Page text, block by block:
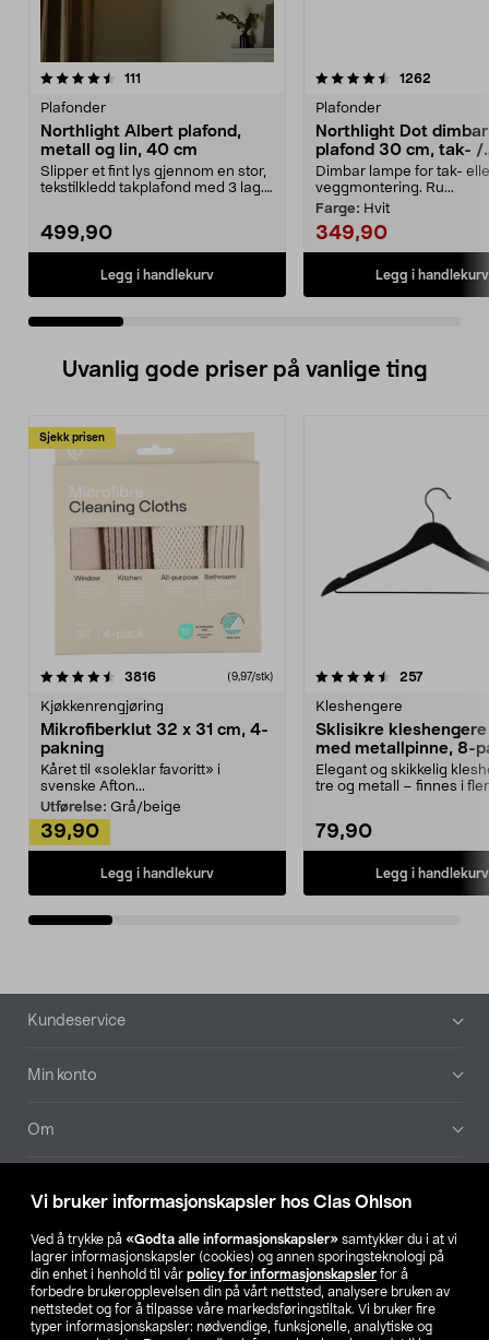
Vi bruker informasjonskapsler hos Clas Ohlson
Ved å trykke på «Godta alle informasjonskapsler» samtykker du i at vi
lagrer informasjonskapsler (cookies) og annen sporingsteknologi på
din enhet i henhold til vår policy for informasjonskapsler for å
forbedre brukeropplevelsen din på vårt nettsted, analysere bruken av
nettstedet og for å tilpasse våre markedsføringstiltak. Vi bruker fire
typer informasjonskapsler: nødvendige, funksjonelle, analytiske og
111
Plafonder
Northlight Albert plafond,
metall og lin, 40 cm
Slipper et fint lys gjennom en stor,
tekstilkledd takplafond med 3 lag.
499,90
Legg i handlekurv
4.5 av 5 stjerner 1262
Plafonder
Northlight Dot dimbar
plafond 30 cm, tak- /
vegglampe
Dimbar lampe for tak-
veggmontering. Ru...
Farge: Hvit
349,90
Legg i handlekurv
4.5 av 5 stjerner
Uvanlig gode priser på vanlige ting
Sjekk prisen
3816anmeldelser(9,97/stk)
Kjøkkenrengjøring
Mikrofiberklut 32 x 31 cm, 4-
pakning
Kåret til «soleklar favoritt» i
svenske Afton...
Utførelse: Grå/beige
39,90
Legg i handlekurv
4.5av 5 stjerner 257
Kleshengere
Sklisikre
med metallpinne, 8-
Elegant og skikkelig
tre og metall – finnes i
79,90
Legg i handlekurv
4.5av 5 stjerner
Bunntekst
Kundeservice
Min konto
Om
Våre selskaper
Finn din butikk